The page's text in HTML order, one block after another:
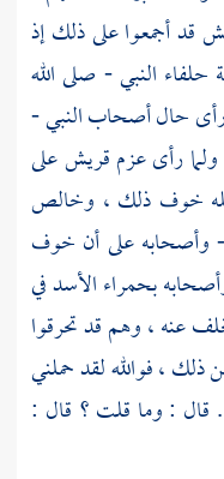
قد أجمعوا على ذلك إذ
حلفاء النبي - صلى الله
حال أصحاب النبي -
رأى عزمقريشعلى
خوف ذلك ، وخالص
وأصحابه على أن خوف
بحمراء الأسدفي
عنه ، وهم قد تحرقوا
ذلك ، فوالله لقد حملني
. قال : وما قلت ؟ قال :